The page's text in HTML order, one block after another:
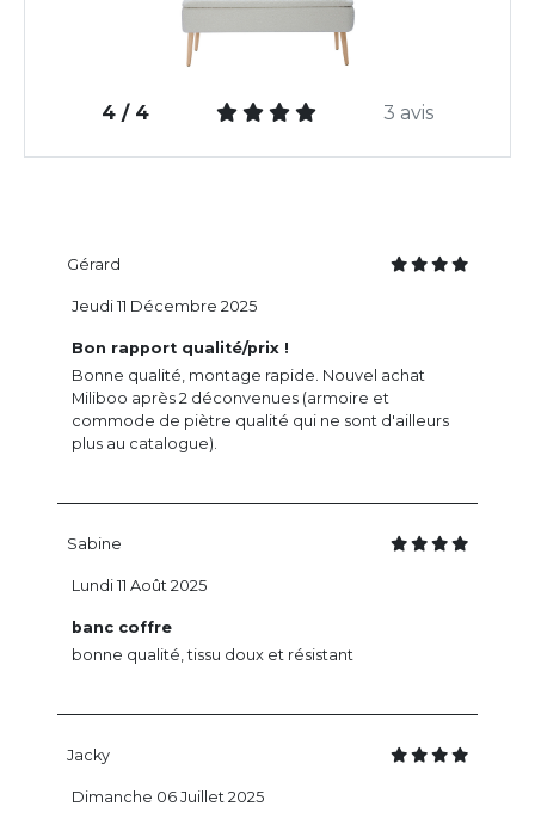
4 / 4 3 avis
Gérard
Bon rapport qualité/prix !
Bonne qualité, montage rapide. Nouvel achat
Miliboo après 2 déconvenues (armoire et
commode de piètre qualité qui ne sont d'ailleurs
plus au catalogue).
Jeudi 11 Décembre 2025
Sabine
banc coffre
bonne qualité, tissu doux et résistant
Lundi 11 Août 2025
Jacky
Dimanche 06 Juillet 2025